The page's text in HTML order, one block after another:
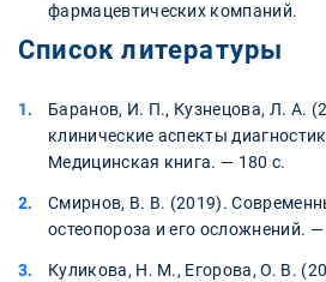
фармацевтических компаний.
Список литературы
Баранов, И. П., Кузнецова, Л. А.
клинические аспекты
Медицинская книга. — 180 с.
Смирнов, В. В. (2019).
остеопороза и его осложнений.
Куликова, Н. М., Егорова, О. В.